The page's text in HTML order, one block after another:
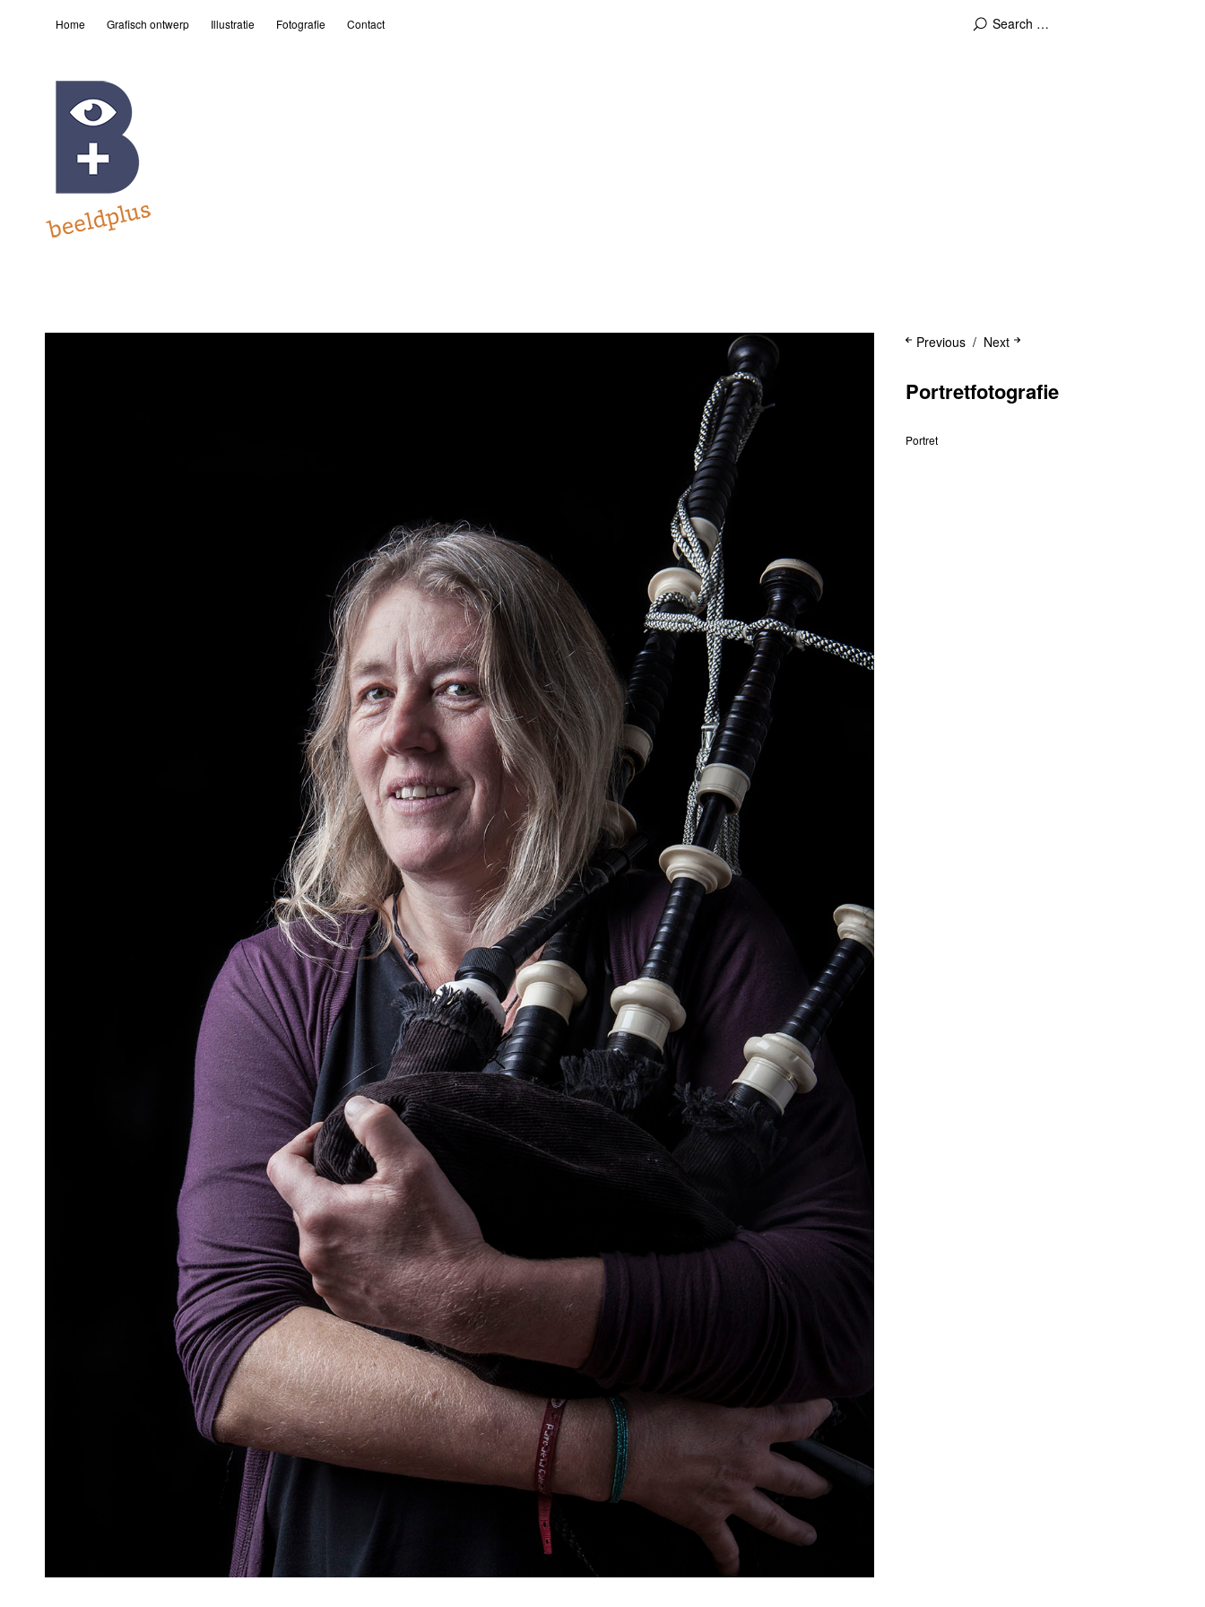
Home Grafisch ontwerp Illustratie Fotografie Contact
Next
Previous
Portretfotografie
Portret